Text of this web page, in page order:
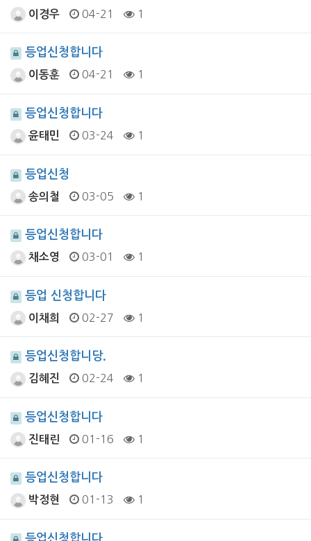
이경우 04-21 1
등업신청합니다
이동훈 04-21 1
등업신청합니다
윤태민 03-24 1
등업신청
송의철 03-05 1
등업신청합니다
채소영 03-01 1
등업 신청합니다
이채희 02-27 1
등업신청합니당.
김혜진 02-24 1
등업신청합니다
진태린 01-16 1
등업신청합니다
박정현 01-13 1
등업신청합니다